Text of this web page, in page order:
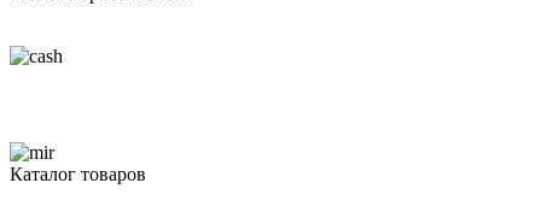
Каталог товаров